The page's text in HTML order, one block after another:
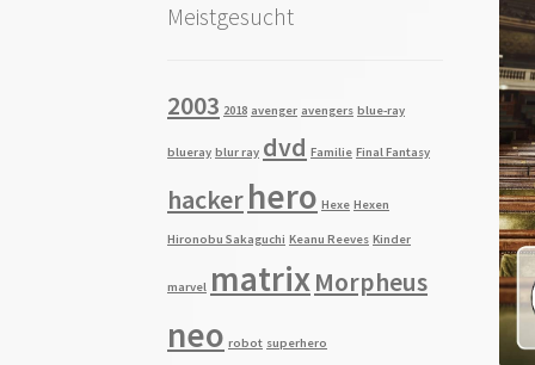
Meistgesucht
2003 2018 avenger avengers blue-ray
blueray blur ray dvd Familie Final Fantasy
hackerhero Hexe Hexen
Hironobu Sakaguchi Keanu Reeves Kinder
marvel matrixMorpheus
neo robot superhero